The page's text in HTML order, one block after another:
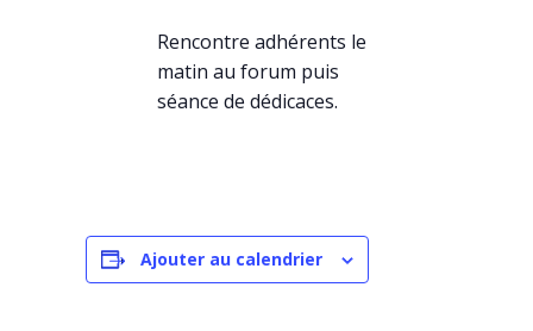
Rencontre adhérents le
matin au forum puis
séance de dédicaces.
Ajouter au calendrier